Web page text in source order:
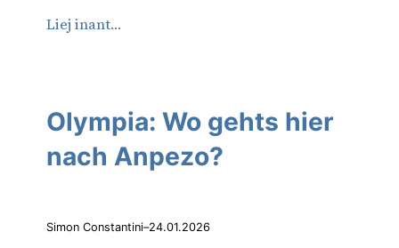
Liej inant…
Olympia: Wo gehts hier
nach Anpezo?
Simon Constantini–24.01.2026